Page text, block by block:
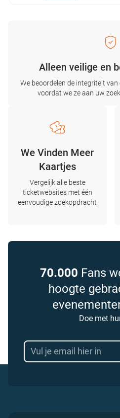
Alleen veilige en
We beoordelen de integriteit van
voordat we ze aan uw
We Vinden Meer
Kaartjes
Vergelijk alle beste
ticketwebsites met één
eenvoudige zoekopdracht
70.000 Fans
hoogte
Doe met